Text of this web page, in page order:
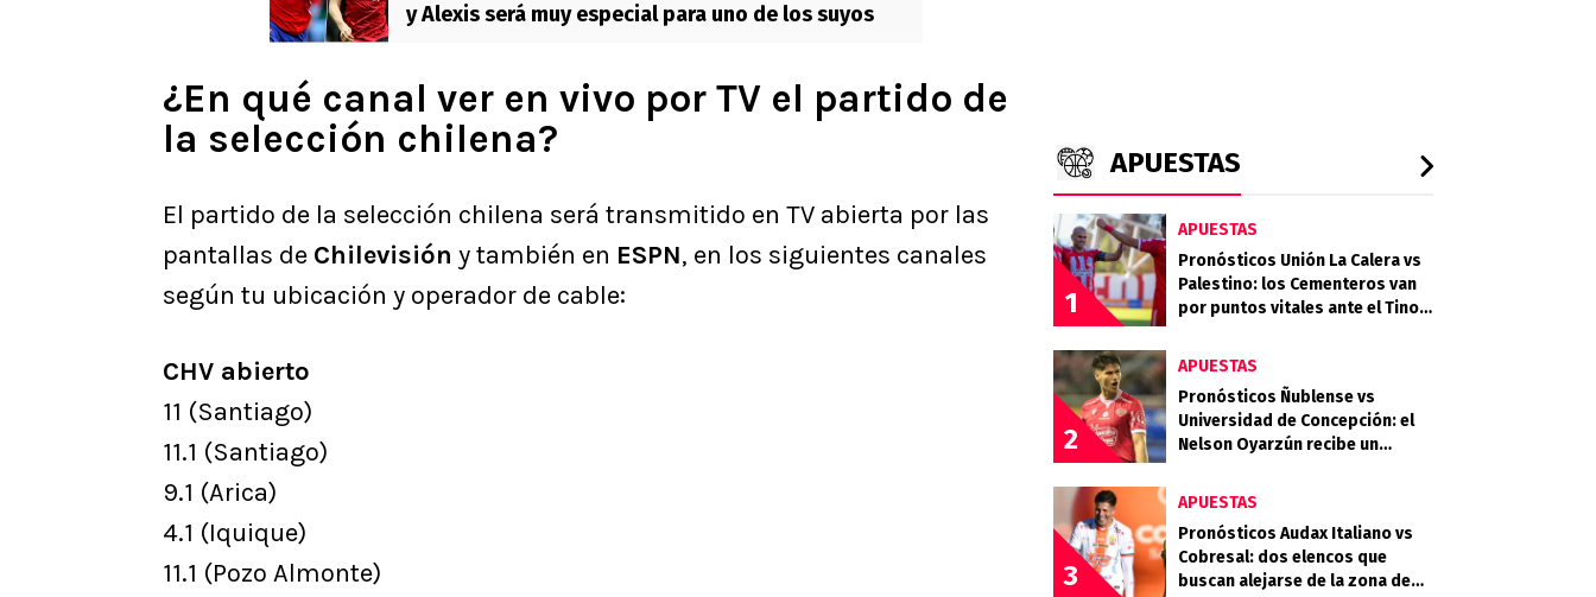
y Alexis será muy especial para uno de los suyos
¿En qué canal ver en vivo por TV el partido de
la selección chilena?
El partido de la selección chilena será transmitido en TV abierta por las
pantallas de Chilevisión y también en ESPN, en los siguientes canales
según tu ubicación y operador de cable:
CHV abierto
11 (Santiago)
11.1 (Santiago)
9.1 (Arica)
4.1 (Iquique)
11.1 (Pozo Almonte)
APUESTAS
1
APUESTAS
Pronósticos Unión La Calera vs
Palestino: los Cementeros van
por puntos vitales ante el Tino
2
APUESTAS
Pronósticos Ñublense vs
Universidad de Concepción: el
Nelson Oyarzún recibe un
3
APUESTAS
Pronósticos Audax Italiano vs
Cobresal: dos elencos que
buscan alejarse de la zona de